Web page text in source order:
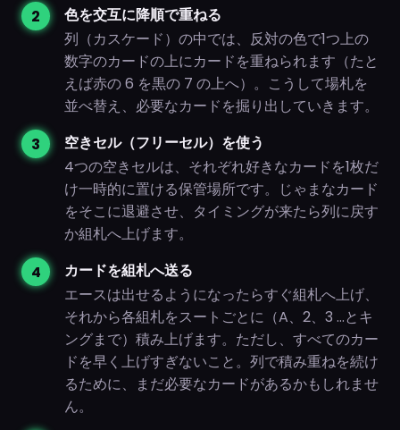
色を交互に降順で重ねる
列（カスケード）の中では、反対の色で1つ上の
数字のカードの上にカードを重ねられます（たと
えば赤の 6 を黒の 7 の上へ）。こうして場札を
並べ替え、必要なカードを掘り出していきます。
空きセル（フリーセル）を使う
4つの空きセルは、それぞれ好きなカードを1枚だ
け一時的に置ける保管場所です。じゃまなカード
をそこに退避させ、タイミングが来たら列に戻す
か組札へ上げます。
カードを組札へ送る
エースは出せるようになったらすぐ組札へ上げ、
それから各組札をスートごとに（A、2、3 …とキ
ングまで）積み上げます。ただし、すべてのカー
ドを早く上げすぎないこと。列で積み重ねを続け
るために、まだ必要なカードがあるかもしれませ
ん。